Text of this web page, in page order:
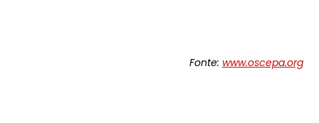
Fonte: www.oscepa.org